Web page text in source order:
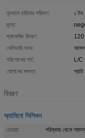
ন্যূনতম চাহিদার পরিমাণ:
১ টন
মূল্য:
প্যাকেজিং বিবরণ:
120
ডেলিভারি সময়:
আসল
পরিশোধের শর্ত:
L/C
যোগানের ক্ষমতা:
বিবরণ
অ্যামিনো সিলিকন
চেহারা:
পরিষ্কার থেকে